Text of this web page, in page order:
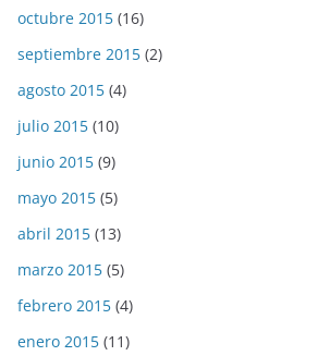
octubre 2015 (16)
septiembre 2015 (2)
agosto 2015 (4)
julio 2015 (10)
junio 2015 (9)
mayo 2015 (5)
abril 2015 (13)
marzo 2015 (5)
febrero 2015 (4)
enero 2015 (11)